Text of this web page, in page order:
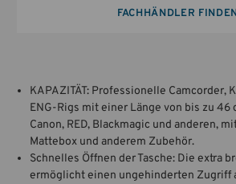
FACHHÄNDLER
KAPAZITÄT: Professionelle Camcorder,
ENG-Rigs mit einer Länge von bis zu 46
Canon, RED, Blackmagic und anderen,
Mattebox und anderem Zubehör.
Schnelles Öffnen der Tasche: Die extra
ermöglicht einen ungehinderten Zugriff